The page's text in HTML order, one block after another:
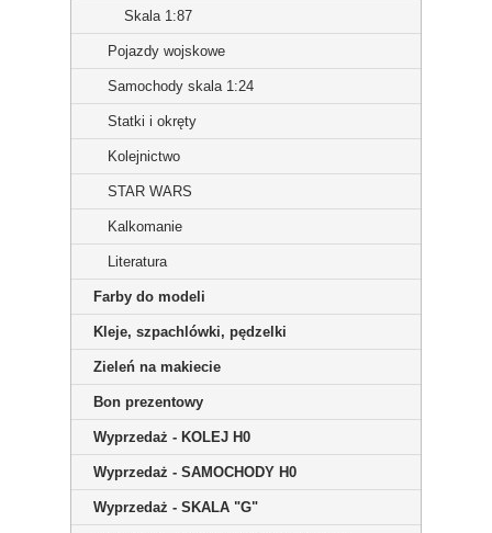
Skala 1:87
Pojazdy wojskowe
Samochody skala 1:24
Statki i okręty
Kolejnictwo
STAR WARS
Kalkomanie
Literatura
Farby do modeli
Kleje, szpachlówki, pędzelki
Zieleń na makiecie
Bon prezentowy
Wyprzedaż - KOLEJ H0
Wyprzedaż - SAMOCHODY H0
Wyprzedaż - SKALA "G"